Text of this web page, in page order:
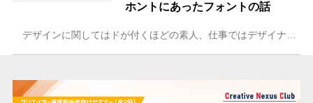
ホントにあったフォントの話